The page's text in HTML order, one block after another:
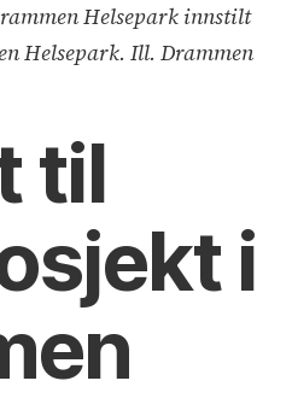
Helsepark innstilt
Helsepark. Ill. Drammen
til
i